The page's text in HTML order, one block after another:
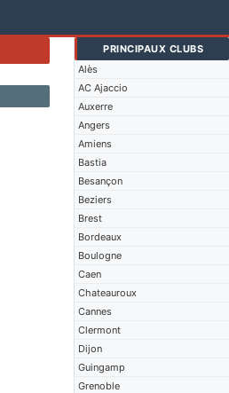
PRINCIPAUX CLUBS
Alès
AC Ajaccio
Auxerre
Angers
Amiens
Bastia
Besançon
Beziers
Brest
Bordeaux
Boulogne
Caen
Chateauroux
Cannes
Clermont
Dijon
Guingamp
Grenoble